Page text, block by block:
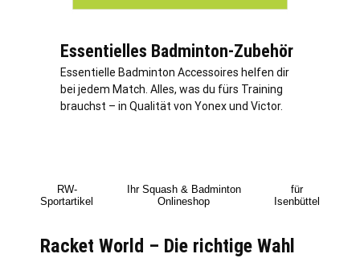
Essentielles Badminton-Zubehör
Essentielle Badminton Accessoires helfen dir
bei jedem Match. Alles, was du fürs Training
brauchst – in Qualität von Yonex und Victor.
RW-
Sportartikel
Ihr Squash & Badminton
Onlineshop
für
Isenbüttel
Racket World – Die richtige Wahl